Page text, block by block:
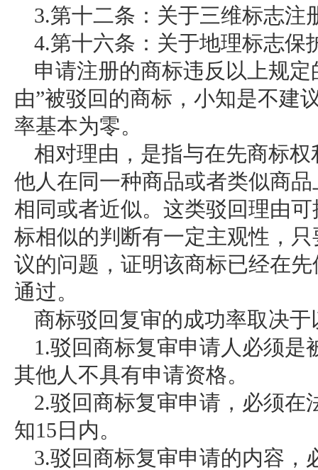
3.第十二条：关于三维标志注
4.第十六条：关于地理标志保
申请注册的商标违反以上规
由”被驳回的商标，小知是不建
率基本为零。
相对理由，是指与在先商标
他人在同一种商品或者类似商
相同或者近似。这类驳回理由
标相似的判断有一定主观性，
议的问题，证明该商标已经在
通过。
商标驳回复审的成功率取决于
1.驳回商标复审申请人必须
其他人不具有申请资格。
2.驳回商标复审申请，必须在
知15日内。
3.驳回商标复审申请的内容，